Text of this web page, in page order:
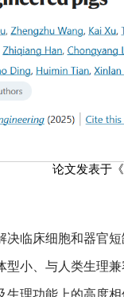
论文发表于
临床细胞和器官
小、与人类生理
理功能上的高度